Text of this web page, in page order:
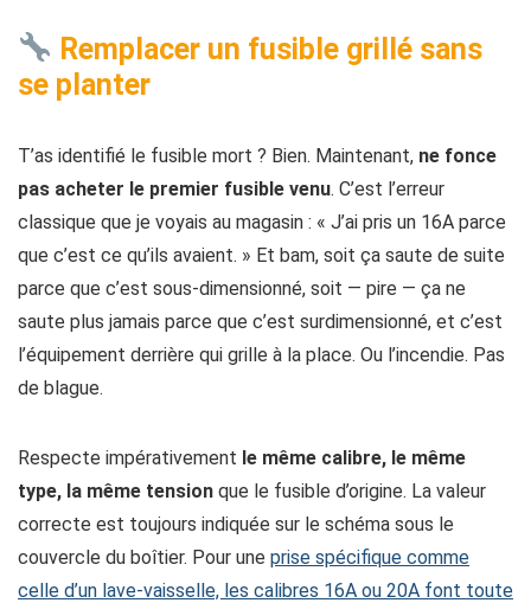
Remplacer un fusible grillé sans
se planter
T’as identifié le fusible mort ? Bien. Maintenant, ne fonce
pas acheter le premier fusible venu. C’est l’erreur
classique que je voyais au magasin : « J’ai pris un 16A parce
que c’est ce qu’ils avaient. » Et bam, soit ça saute de suite
parce que c’est sous-dimensionné, soit — pire — ça ne
saute plus jamais parce que c’est surdimensionné, et c’est
l’équipement derrière qui grille à la place. Ou l’incendie. Pas
de blague.
Respecte impérativement le même calibre, le même
type, la même tension que le fusible d’origine. La valeur
correcte est toujours indiquée sur le schéma sous le
couvercle du boîtier. Pour une prise spécifique comme
celle d’un lave-vaisselle, les calibres 16A ou 20A font toute